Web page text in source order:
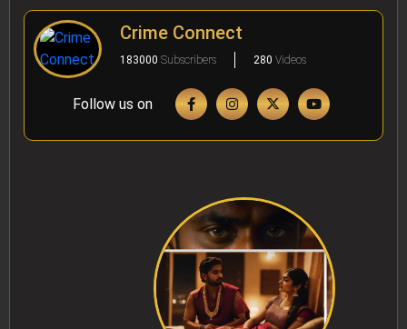
Crime Connect
183000 Subscribers 280 Videos
Follow us on